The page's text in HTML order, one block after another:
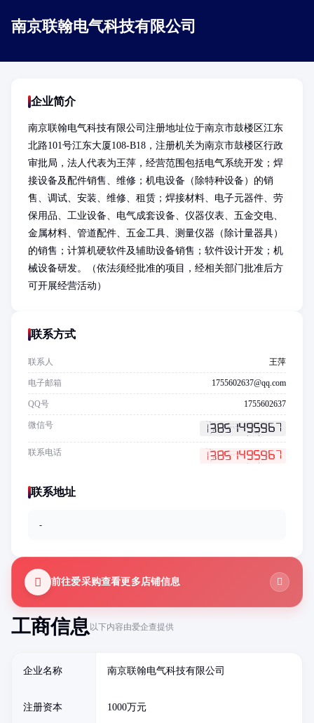
南京联翰电气科技有限公司
工商信息以下内容由爱企查提供
企业名称 南京联翰电气科技有限公司
注册资本 1000万元
企业简介
南京联翰电气科技有限公司注册地址位于南京市鼓楼区江东
北路101号江东大厦108-B18，注册机关为南京市鼓楼区行政
审批局，法人代表为王萍，经营范围包括电气系统开发；焊
接设备及配件销售、维修；机电设备（除特种设备）的销
售、调试、安装、维修、租赁；焊接材料、电子元器件、劳
保用品、工业设备、电气成套设备、仪器仪表、五金交电、
金属材料、管道配件、五金工具、测量仪器（除计量器具）
的销售；计算机硬软件及辅助设备销售；软件设计开发；机
械设备研发。（依法须经批准的项目，经相关部门批准后方
可开展经营活动）
联系方式
联系人 王萍
电子邮箱 1755602637@qq.com
QQ号 1755602637
微信号
联系电话
联系地址
-
前往爱采购查看更多店铺信息